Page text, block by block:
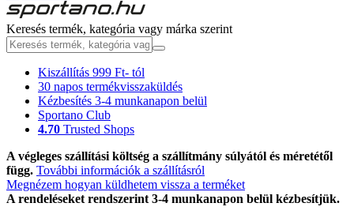
Keresés termék, kategória vagy márka szerint
Kiszállítás 999 Ft- tól
30 napos termékvisszaküldés
Kézbesítés 3-4 munkanapon belül
Sportano Club
4.70 Trusted Shops
A végleges szállítási költség a szállítmány súlyától és méretétől
függ. További információk a szállításról
Megnézem hogyan küldhetem vissza a terméket
A rendeléseket rendszerint 3-4 munkanapon belül kézbesítjük.